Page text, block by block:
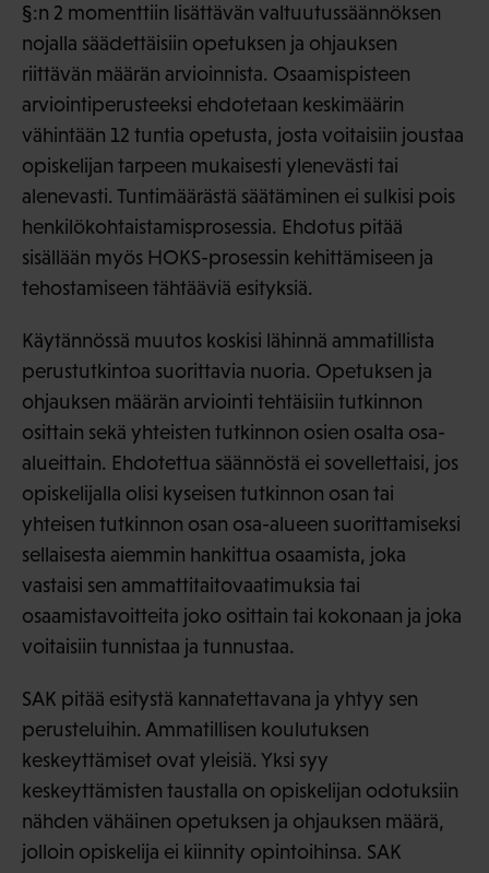
§:n 2 momenttiin lisättävän valtuutussäännöksen
nojalla säädettäisiin opetuksen ja ohjauksen
riittävän määrän arvioinnista. Osaamispisteen
arviointiperusteeksi ehdotetaan keskimäärin
vähintään 12 tuntia opetusta, josta voitaisiin joustaa
opiskelijan tarpeen mukaisesti ylenevästi tai
alenevasti. Tuntimäärästä säätäminen ei sulkisi pois
henkilökohtaistamisprosessia. Ehdotus pitää
sisällään myös HOKS-prosessin kehittämiseen ja
tehostamiseen tähtääviä esityksiä.
Käytännössä muutos koskisi lähinnä ammatillista
perustutkintoa suorittavia nuoria. Opetuksen ja
ohjauksen määrän arviointi tehtäisiin tutkinnon
osittain sekä yhteisten tutkinnon osien osalta osa-
alueittain. Ehdotettua säännöstä ei sovellettaisi, jos
opiskelijalla olisi kyseisen tutkinnon osan tai
yhteisen tutkinnon osan osa-alueen suorittamiseksi
sellaisesta aiemmin hankittua osaamista, joka
vastaisi sen ammattitaitovaatimuksia tai
osaamistavoitteita joko osittain tai kokonaan ja joka
voitaisiin tunnistaa ja tunnustaa.
SAK pitää esitystä kannatettavana ja yhtyy sen
perusteluihin. Ammatillisen koulutuksen
keskeyttämiset ovat yleisiä. Yksi syy
keskeyttämisten taustalla on opiskelijan odotuksiin
nähden vähäinen opetuksen ja ohjauksen määrä,
jolloin opiskelija ei kiinnity opintoihinsa. SAK